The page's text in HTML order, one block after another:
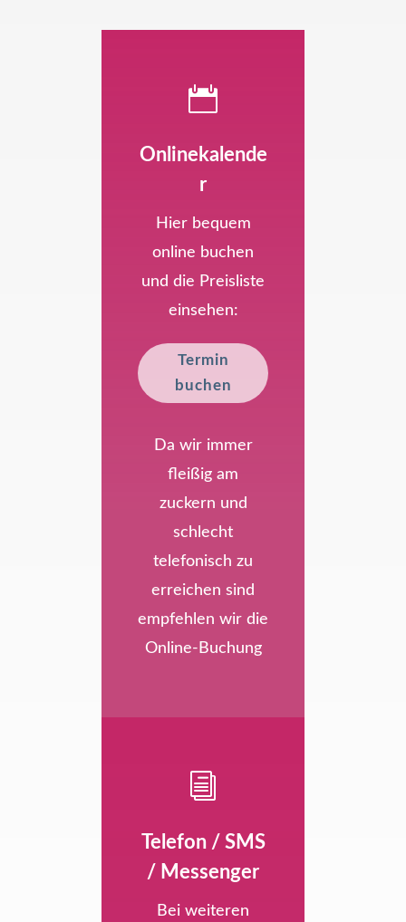

Onlinekalende
r
Hier bequem
online buchen
und die Preisliste
einsehen:
Termin
buchen
Da wir immer
fleißig am
zuckern und
schlecht
telefonisch zu
erreichen sind
empfehlen wir die
Online-Buchung
i
Telefon / SMS
/ Messenger
Bei weiteren